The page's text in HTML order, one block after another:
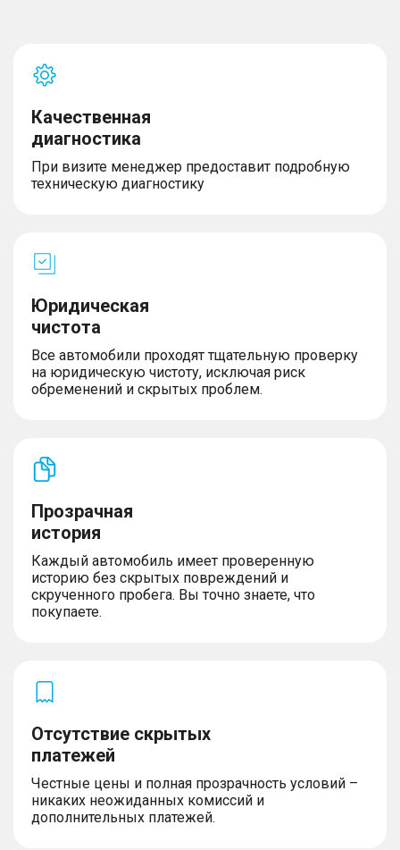
Качественная
диагностика
При визите менеджер предоставит подробную
техническую диагностику
Юридическая
чистота
Все автомобили проходят тщательную проверку
на юридическую чистоту, исключая риск
обременений и скрытых проблем.
Прозрачная
история
Каждый автомобиль имеет проверенную
историю без скрытых повреждений и
скрученного пробега. Вы точно знаете, что
покупаете.
Отсутствие скрытых
платежей
Честные цены и полная прозрачность условий –
никаких неожиданных комиссий и
дополнительных платежей.